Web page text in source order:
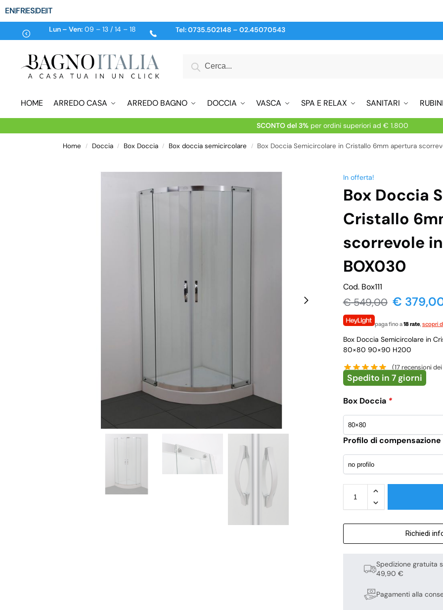
ENFRESDEIT
Lun – Ven:09 – 13 / 14 – 18 Tel:0735.502148 – 02.45070543
HOME ARREDO CASA ARREDO BAGNO DOCCIA VASCA SPA E RELAX SANITARI
SCONTO del 3%per ordini superiori ad € 1.800
Home / Doccia / Box Doccia / Box doccia semicircolare / Box Doccia Semicircolare in Cristallo 6mm apertura
In offerta!
Box Doccia
Cristallo
scorrevole
BOX030
Cod. Box111
€549,00 €
paga fino a18 rate, scopri
Box Doccia Semicircolare in
80×80 90×90 H200
(17 recensioni
Spedito in 7 giorni
Box Doccia *
Profilo di compensazione
Richiedi
Spedizione gratuita
49,90 €
Pagamenti alla